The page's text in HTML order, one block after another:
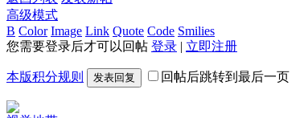
高级模式
B Color Image Link Quote Code Smilies
您需要登录后才可以回帖 登录 | 立即注册
本版积分规则 发表回复 回帖后跳转到最后一页